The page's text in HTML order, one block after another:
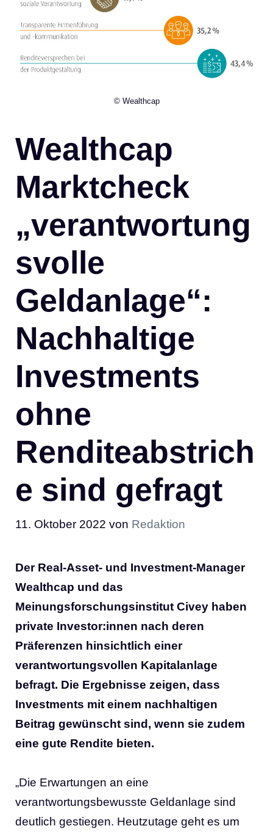
© Wealthcap
Wealthcap
Marktcheck
„verantwortung
svolle
Geldanlage“:
Nachhaltige
Investments
ohne
Renditeabstrich
e sind gefragt
11. Oktober 2022 von Redaktion
Der Real-Asset- und Investment-Manager
Wealthcap und das
Meinungsforschungsinstitut Civey haben
private Investor:innen nach deren
Präferenzen hinsichtlich einer
verantwortungsvollen Kapitalanlage
befragt. Die Ergebnisse zeigen, dass
Investments mit einem nachhaltigen
Beitrag gewünscht sind, wenn sie zudem
eine gute Rendite bieten.
„Die Erwartungen an eine
verantwortungsbewusste Geldanlage sind
deutlich gestiegen. Heutzutage geht es um